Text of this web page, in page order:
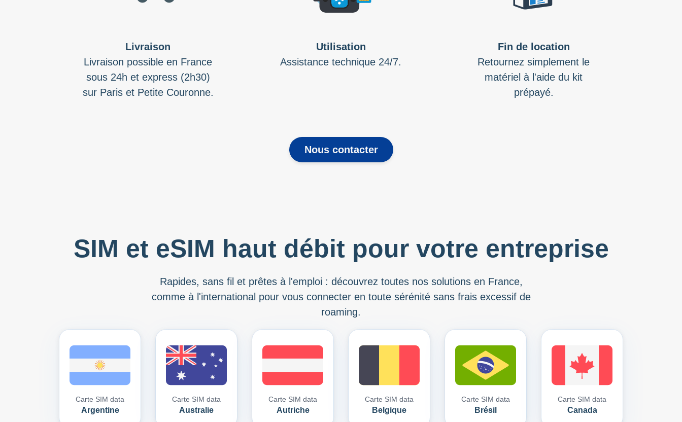
Livraison
Livraison possible en France
sous 24h et express (2h30)
sur Paris et Petite Couronne.
Utilisation
Assistance technique 24/7.
Fin de location
Retournez simplement le
matériel à l'aide du kit
prépayé.
Nous contacter
SIM et eSIM haut débit pour votre entreprise
Rapides, sans fil et prêtes à l'emploi : découvrez toutes nos solutions en France,
comme à l'international pour vous connecter en toute sérénité sans frais excessif de
roaming.
Carte SIM data
Argentine
Carte SIM data
Australie
Carte SIM data
Autriche
Carte SIM data
Belgique
Carte SIM data
Brésil
Carte SIM data
Canada